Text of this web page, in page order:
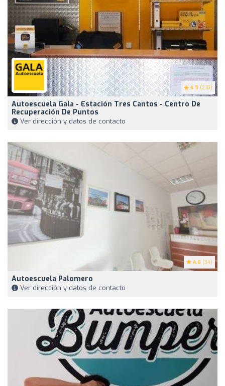
4.9 (218)
Autoescuela Gala - Estación Tres Cantos - Centro De
Recuperación De Puntos
Ver dirección y datos de contacto
4.6 (34)
Autoescuela Palomero
Ver dirección y datos de contacto